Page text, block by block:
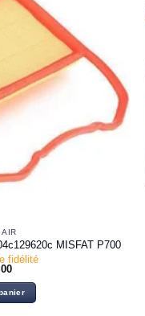
AIR
MISFAT P700
fidélité